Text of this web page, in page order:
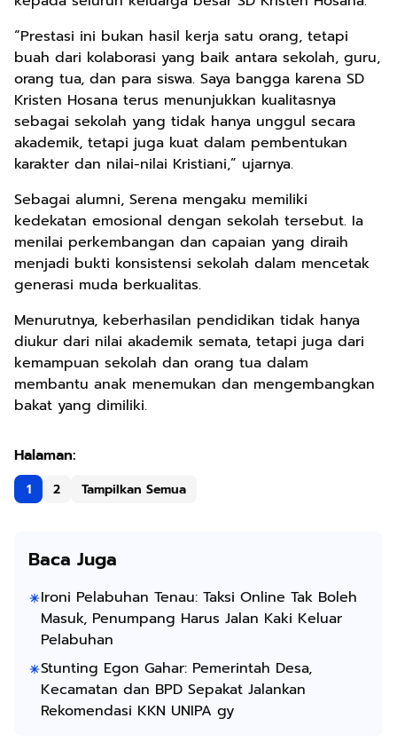
“Prestasi ini bukan hasil kerja satu orang, tetapi
buah dari kolaborasi yang baik antara sekolah, guru,
orang tua, dan para siswa. Saya bangga karena SD
Kristen Hosana terus menunjukkan kualitasnya
sebagai sekolah yang tidak hanya unggul secara
akademik, tetapi juga kuat dalam pembentukan
karakter dan nilai-nilai Kristiani,” ujarnya.
Sebagai alumni, Serena mengaku memiliki
kedekatan emosional dengan sekolah tersebut. Ia
menilai perkembangan dan capaian yang diraih
menjadi bukti konsistensi sekolah dalam mencetak
generasi muda berkualitas.
Menurutnya, keberhasilan pendidikan tidak hanya
diukur dari nilai akademik semata, tetapi juga dari
kemampuan sekolah dan orang tua dalam
membantu anak menemukan dan mengembangkan
bakat yang dimiliki.
1 2 Tampilkan Semua
Baca Juga
Ironi Pelabuhan Tenau: Taksi Online Tak Boleh
Masuk, Penumpang Harus Jalan Kaki Keluar
Pelabuhan
Stunting Egon Gahar: Pemerintah Desa,
Kecamatan dan BPD Sepakat Jalankan
Rekomendasi KKN UNIPA gy